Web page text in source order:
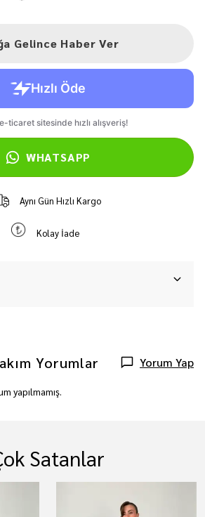
Gelince Haber Ver
WHATSAPP
Aynı Gün Hızlı Kargo
Kolay İade
Yorumlar Yorum Yap
yapılmamış.
Satanlar